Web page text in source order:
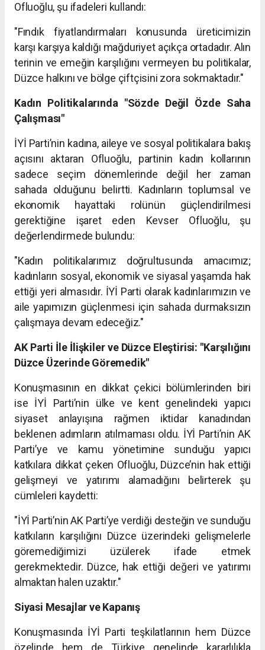
Ofluoğlu, şu ifadeleri kullandı:
"Fındık fiyatlandırmaları konusunda üreticimizin
karşı karşıya kaldığı mağduriyet açıkça ortadadır. Alın
terinin ve emeğin karşılığını vermeyen bu politikalar,
Düzce halkını ve bölge çiftçisini zora sokmaktadır."
Kadın Politikalarında "Sözde Değil Özde Saha
Çalışması"
İYİ Parti’nin kadına, aileye ve sosyal politikalara bakış
açısını aktaran Ofluoğlu, partinin kadın kollarının
sadece seçim dönemlerinde değil her zaman
sahada olduğunu belirtti. Kadınların toplumsal ve
ekonomik hayattaki rolünün güçlendirilmesi
gerektiğine işaret eden Kevser Ofluoğlu, şu
değerlendirmede bulundu:
"Kadın politikalarımız doğrultusunda amacımız;
kadınların sosyal, ekonomik ve siyasal yaşamda hak
ettiği yeri almasıdır. İYİ Parti olarak kadınlarımızın ve
aile yapımızın güçlenmesi için sahada durmaksızın
çalışmaya devam edeceğiz."
AK Parti İle İlişkiler ve Düzce Eleştirisi: "Karşılığını
Düzce Üzerinde Göremedik"
Konuşmasının en dikkat çekici bölümlerinden biri
ise İYİ Parti’nin ülke ve kent genelindeki yapıcı
siyaset anlayışına rağmen iktidar kanadından
beklenen adımların atılmaması oldu. İYİ Parti’nin AK
Parti’ye ve kamu yönetimine sunduğu yapıcı
katkılara dikkat çeken Ofluoğlu, Düzce’nin hak ettiği
gelişmeyi ve yatırımı alamadığını belirterek şu
cümleleri kaydetti:
"İYİ Parti’nin AK Parti’ye verdiği desteğin ve sunduğu
katkıların karşılığını Düzce üzerindeki gelişmelerle
göremediğimizi üzülerek ifade etmek
gerekmektedir. Düzce, hak ettiği değeri ve yatırımı
almaktan halen uzaktır."
Siyasi Mesajlar ve Kapanış
Konuşmasında İYİ Parti teşkilatlarının hem Düzce
özelinde hem de Türkiye genelinde kararlılıkla